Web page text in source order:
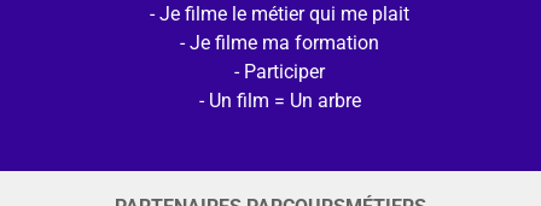
Je filme le métier qui me plait
Je filme ma formation
Participer
Un film = Un arbre